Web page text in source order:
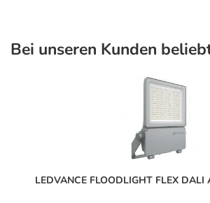
Bei unseren Kunden
LEDVANCE FLOODLIGHT FLEX DALI